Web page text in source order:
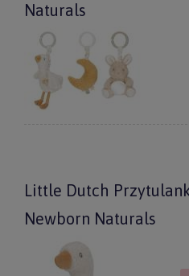
Naturals
Little Dutch
Newborn Naturals